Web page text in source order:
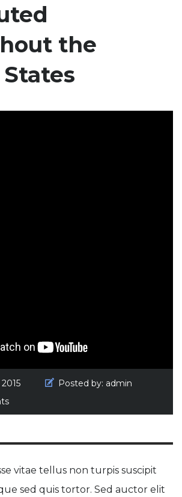
the
Posted by: admin
vitae tellus non turpis suscipit
sed quis tortor. Sed auctor elit